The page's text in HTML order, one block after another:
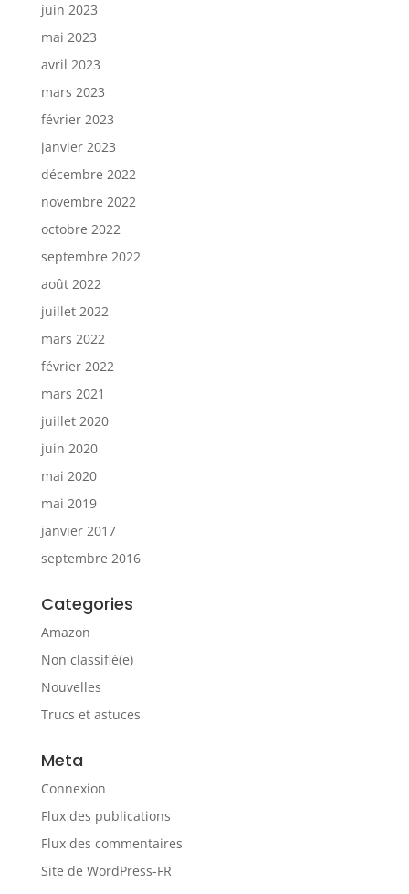
juin 2023
mai 2023
avril 2023
mars 2023
février 2023
janvier 2023
décembre 2022
novembre 2022
octobre 2022
septembre 2022
août 2022
juillet 2022
mars 2022
février 2022
mars 2021
juillet 2020
juin 2020
mai 2020
mai 2019
janvier 2017
septembre 2016
Categories
Amazon
Non classifié(e)
Nouvelles
Trucs et astuces
Meta
Connexion
Flux des publications
Flux des commentaires
Site de WordPress-FR